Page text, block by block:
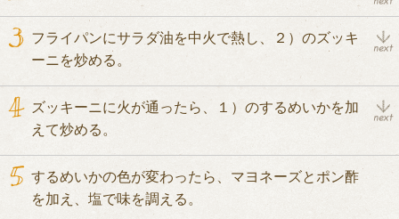
フライパンにサラダ油を中火で熱し、２）のズッキ
ーニを炒める。
ズッキーニに火が通ったら、１）のするめいかを加
えて炒める。
するめいかの色が変わったら、マヨネーズとポン酢
を加え、塩で味を調える。